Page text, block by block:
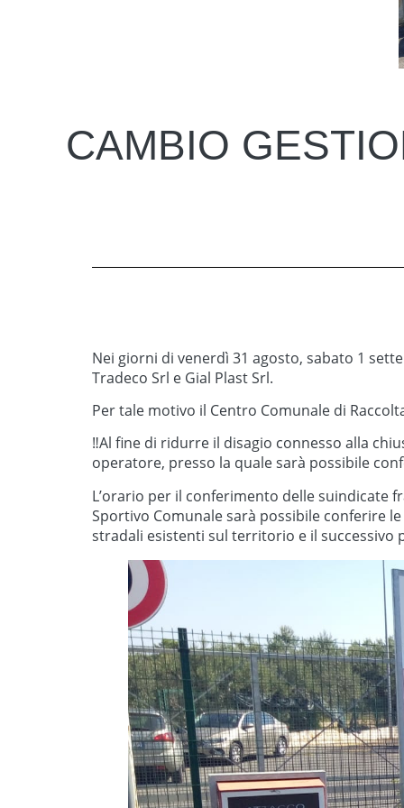
CAMBIO
Nei giorni di venerdì 31 agosto, sabato 1
Tradeco Srl e Gial Plast Srl.
Per tale motivo il Centro Comunale di
‼Al fine di ridurre il disagio connesso alla
operatore, presso la quale sarà possibile
L’orario per il conferimento delle suindicate
Sportivo Comunale sarà possibile conferire
stradali esistenti sul territorio e il successivo